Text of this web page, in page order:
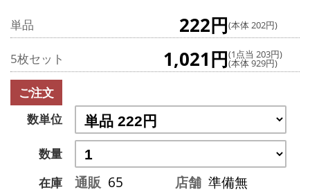
単品 222円(本体 202円)
5枚セット 1,021円(1点当 203円)
(本体 929円)
ご注文
数単位
数量
在庫
通販 65 店舗 準備無